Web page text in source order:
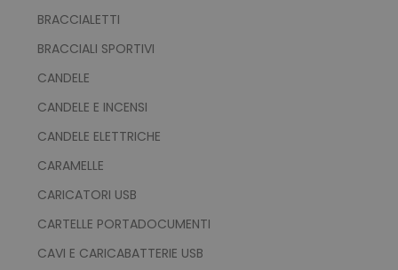
BRACCIALETTI
BRACCIALI SPORTIVI
CANDELE
CANDELE E INCENSI
CANDELE ELETTRICHE
CARAMELLE
CARICATORI USB
CARTELLE PORTADOCUMENTI
CAVI E CARICABATTERIE USB